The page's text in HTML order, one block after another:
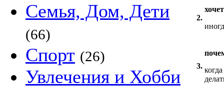
Семья, Дом, Дети
(66)
Спорт (26)
Увлечения и Хобби
2.
3.